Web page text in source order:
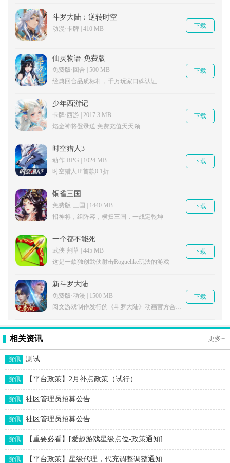
斗罗大陆：逆转时空
动漫·卡牌 | 410 MB 下载
仙灵物语-免费版
免费版·回合 | 500 MB
经典回合品质标杆，千万玩家口碑认证
下载
少年西游记
卡牌·西游 | 2017.3 MB
焰金神将登录送 免费充值天天领
下载
时空猎人3
动作·RPG | 1024 MB
时空猎人IP首款0.1折
下载
铜雀三国
免费版·三国 | 1440 MB
招神将，组阵容，横扫三国，一战定乾坤
下载
一个都不能死
武侠·割草 | 445 MB
这是一款独创武侠射击Roguelike玩法的游戏
下载
新斗罗大陆
免费版·动漫 | 1500 MB
下载
相关资讯 更多+
资讯 测试
资讯 【平台政策】2月补点政策（试行）
资讯 社区管理员招募公告
资讯 社区管理员招募公告
资讯 【重要必看】[爱趣游戏星级点位-政策通知]
资讯 【平台政策】星级代理，代充调整调整通知